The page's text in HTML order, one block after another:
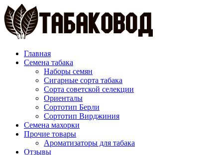
Перейти
к
содержанию
Главная
Семена табака
Наборы семян
Сигарные сорта табака
Сорта советской селекции
Ориенталы
Сортотип Берли
Сортотип Вирджиния
Семена махорки
Прочие товары
Ароматизаторы для табака
Отзывы